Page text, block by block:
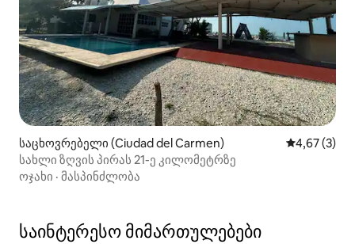
საცხოვრებელი (Ciudad del Carmen) საშუალო
4,67 (3)
სახლი ზღვის პირას 21-ე კილომეტრზე
ოჯახი · მასპინძლობა
საინტერესო მიმართულებები